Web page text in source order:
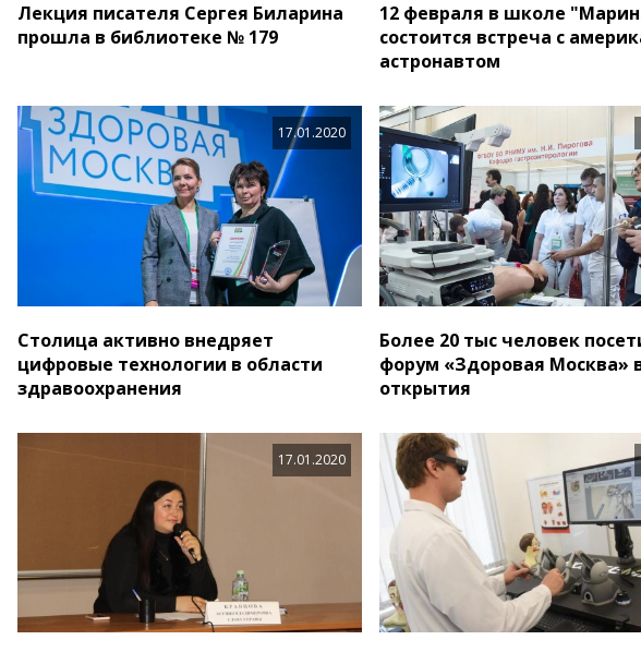
Лекция писателя Сергея Биларина
прошла в библиотеке № 179
12 февраля в школе
состоится встреча с
астронавтом
17.01.2020
Столица активно внедряет
цифровые технологии в области
здравоохранения
Более 20 тыс человек
форум «Здоровая Москва»
открытия
17.01.2020